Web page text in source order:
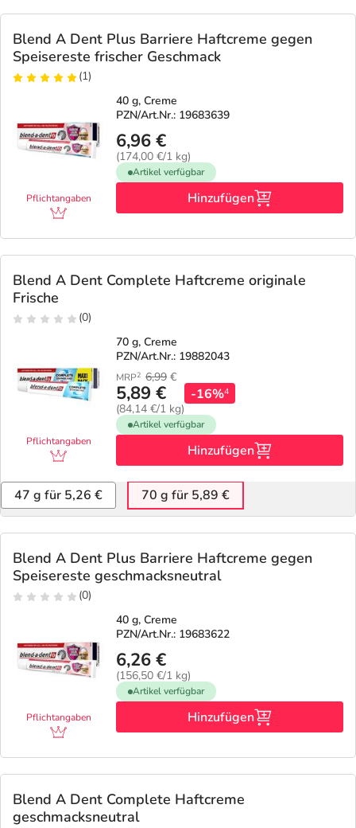
Tierapotheke
Vitamine & Mineralstoffe
Marken
Salus Deals
Blend A Dent Plus Barriere Haftcreme gegen
Speisereste frischer Geschmack
(1)
Pflichtangaben
40 g, Creme
PZN/Art.Nr.: 19683639
6,96 €
(174,00 €/1 kg)
Artikel verfügbar
Hinzufügen
Blend A Dent Complete Haftcreme originale
Frische
(0)
Pflichtangaben
70 g, Creme
PZN/Art.Nr.: 19882043
MRP2 6,99 €
5,89 €
(84,14 €/1 kg)
-16%4
Artikel verfügbar
Hinzufügen
47 g für 5,26 € 70 g für 5,89 €
Blend A Dent Plus Barriere Haftcreme gegen
Speisereste geschmacksneutral
(0)
Pflichtangaben
40 g, Creme
PZN/Art.Nr.: 19683622
6,26 €
(156,50 €/1 kg)
Artikel verfügbar
Hinzufügen
Blend A Dent Complete Haftcreme
geschmacksneutral